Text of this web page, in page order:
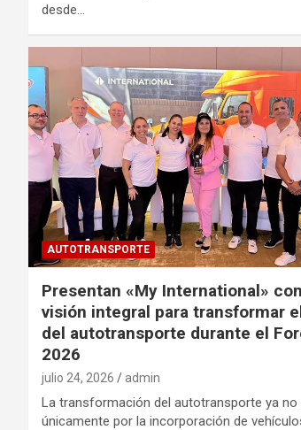
desde…
AUTOTRANSPORTE
Presentan «My International»
visión integral para transformar
del autotransporte durante el
2026
julio 24, 2026 admin
La transformación del autotransporte ya no
únicamente por la incorporación de